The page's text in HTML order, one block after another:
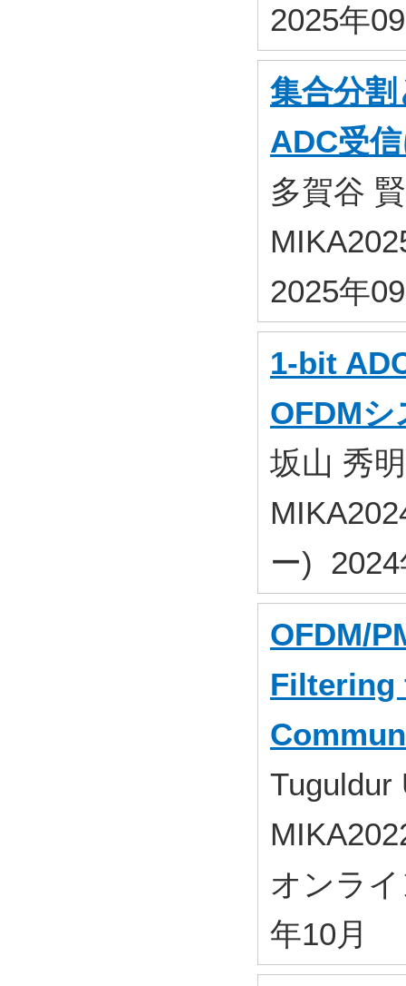
2025年
集合分
ADC受
多賀谷
2025年
1-bit
OFDM
坂山 秀
ー)
OFDM/
Filtering
Tuguldur
オンラ
年10月